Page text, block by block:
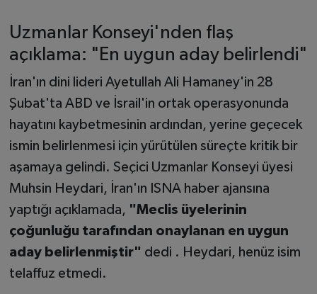
Uzmanlar Konseyi'nden flaş
açıklama: "En uygun aday belirlendi"
İran'ın dini lideri Ayetullah Ali Hamaney'in 28
Şubat'ta ABD ve İsrail'in ortak operasyonunda
hayatını kaybetmesinin ardından, yerine geçecek
ismin belirlenmesi için yürütülen süreçte kritik bir
aşamaya gelindi. Seçici Uzmanlar Konseyi üyesi
Muhsin Heydari, İran'ın ISNA haber ajansına
yaptığı açıklamada, "Meclis üyelerinin
çoğunluğu tarafından onaylanan en uygun
aday belirlenmiştir" dedi . Heydari, henüz isim
telaffuz etmedi.